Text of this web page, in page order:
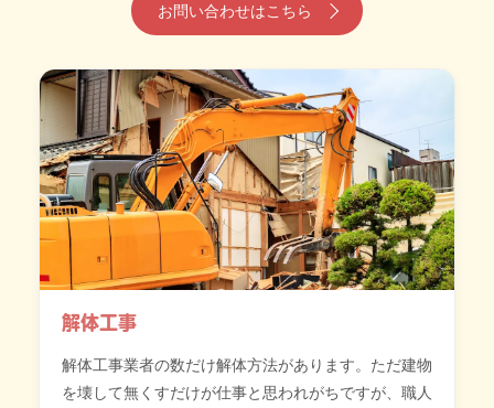
お問い合わせはこちら
解体工事
解体工事業者の数だけ解体方法があります。ただ建物
を壊して無くすだけが仕事と思われがちですが、職人